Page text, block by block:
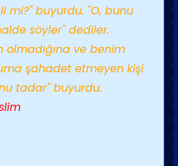
mi?" buyurdu. "O, bunu
söyler" dediler.
ve benim
şahadet etmeyen kişi
tadar" buyurdu.